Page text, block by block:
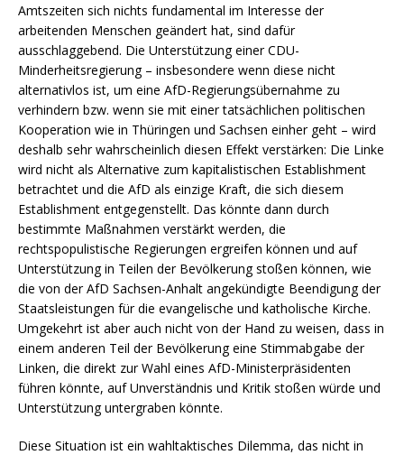
Amtszeiten sich nichts fundamental im Interesse der
arbeitenden Menschen geändert hat, sind dafür
ausschlaggebend. Die Unterstützung einer CDU-
Minderheitsregierung – insbesondere wenn diese nicht
alternativlos ist, um eine AfD-Regierungsübernahme zu
verhindern bzw. wenn sie mit einer tatsächlichen politischen
Kooperation wie in Thüringen und Sachsen einher geht – wird
deshalb sehr wahrscheinlich diesen Effekt verstärken: Die Linke
wird nicht als Alternative zum kapitalistischen Establishment
betrachtet und die AfD als einzige Kraft, die sich diesem
Establishment entgegenstellt. Das könnte dann durch
bestimmte Maßnahmen verstärkt werden, die
rechtspopulistische Regierungen ergreifen können und auf
Unterstützung in Teilen der Bevölkerung stoßen können, wie
die von der AfD Sachsen-Anhalt angekündigte Beendigung der
Staatsleistungen für die evangelische und katholische Kirche.
Umgekehrt ist aber auch nicht von der Hand zu weisen, dass in
einem anderen Teil der Bevölkerung eine Stimmabgabe der
Linken, die direkt zur Wahl eines AfD-Ministerpräsidenten
führen könnte, auf Unverständnis und Kritik stoßen würde und
Unterstützung untergraben könnte.
Diese Situation ist ein wahltaktisches Dilemma, das nicht in